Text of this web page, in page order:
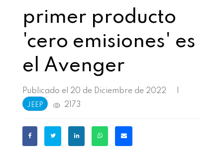
primer producto
'cero emisiones' es
el Avenger
Publicado el 20 de Diciembre de 2022 |
JEEP 2173